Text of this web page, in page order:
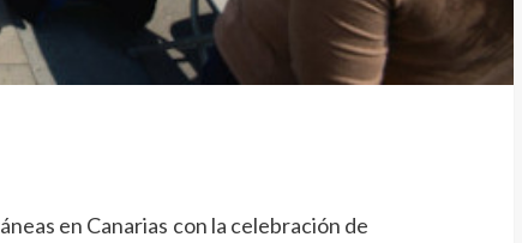
en Canarias con la celebración de